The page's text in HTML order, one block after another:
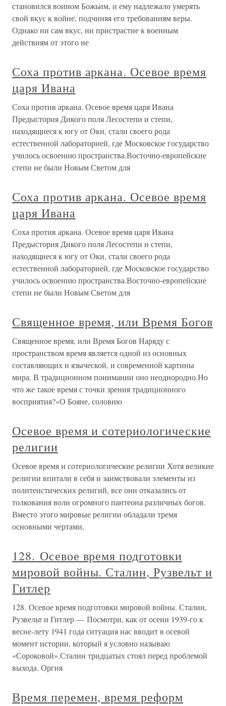
становился воином Божьим, и ему надлежало умерять
свой вкус к войне, подчиняя его требованиям веры.
Однако ни сам вкус, ни пристрастие к военным
действиям от этого не
Соха против аркана. Осевое время
царя Ивана
Соха против аркана. Осевое время царя Ивана
Предыстория Дикого поля Лесостепи и степи,
находящиеся к югу от Оки, стали своего рода
естественной лабораторией, где Московское государство
училось освоению пространства.Восточно-европейские
степи не были Новым Светом для
Соха против аркана. Осевое время
царя Ивана
Соха против аркана. Осевое время царя Ивана
Предыстория Дикого поля Лесостепи и степи,
находящиеся к югу от Оки, стали своего рода
естественной лабораторией, где Московское государство
училось освоению пространства.Восточно-европейские
степи не были Новым Светом для
Священное время, или Время Богов
Священное время, или Время Богов Наряду с
пространством время является одной из основных
составляющих и языческой, и современной картины
мира. В традиционном понимании оно неоднородно.Но
что же такое время с точки зрения традиционного
восприятия?«О Бояне, соловию
Осевое время и сотериологические
религии
Осевое время и сотериологические религии Хотя великие
религии впитали в себя и заимствовали элементы из
политеистических религий, все они отказались от
толкования воли огромного пантеона различных богов.
Вместо этого мировые религии обладали тремя
основными чертами,
128. Осевое время подготовки
мировой войны. Сталин, Рузвельт и
Гитлер
128. Осевое время подготовки мировой войны. Сталин,
Рузвельт и Гитлер — Посмотри, как от осени 1939-го к
весне-лету 1941 года ситуация нас вводит в осевой
момент истории, который я условно называю
«Сороковой».Сталин тридцатых стоял перед проблемой
выхода. Оргия
Время перемен, время реформ